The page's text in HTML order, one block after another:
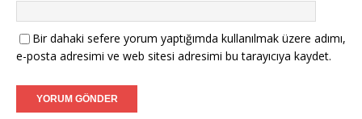
Bir dahaki sefere yorum yaptığımda kullanılmak üzere adımı,
e-posta adresimi ve web sitesi adresimi bu tarayıcıya kaydet.